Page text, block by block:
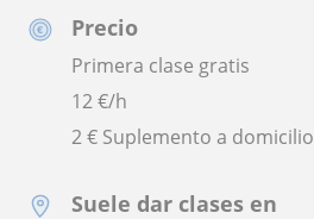
Precio
Primera clase gratis
12€/h
2 € Suplemento a domicilio
Suele dar clases en